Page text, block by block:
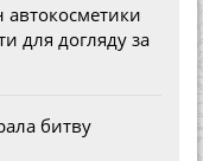
автокосметики
для догляду за
битву